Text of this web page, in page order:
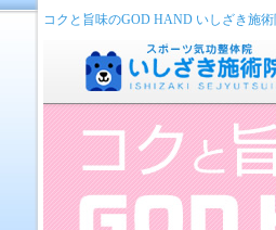
コクと旨味のGOD HAND いしざき施